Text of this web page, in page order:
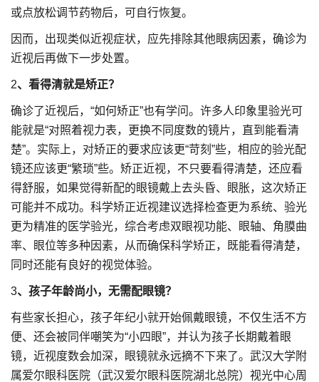
或点放松调节药物后，可自行恢复。
因而，出现类似近视症状，应先排除其他眼病因素，确诊为
近视后再做下一步处置。
2、看得清就是矫正？
确诊了近视后，“如何矫正”也有学问。许多人印象里验光可
能就是“对照着视力表，更换不同度数的镜片，直到能看清
楚”。实际上，对矫正的要求应该更“苛刻”些，相应的验光配
镜还应该更“繁琐”些。矫正近视，不只要看得清楚，还应看
得舒服，如果觉得新配的眼镜戴上去头昏、眼胀，这次矫正
可能并不成功。科学矫正近视建议选择检查更为系统、验光
更为精准的医学验光，综合考虑双眼视功能、眼轴、角膜曲
率、眼位等多种因素，从而确保科学矫正，既能看得清楚，
同时还能有良好的视觉体验。
3、孩子年龄尚小，无需配眼镜？
有些家长担心，孩子年纪小就开始佩戴眼镜，不仅生活不方
便、还会被同伴嘲笑为“小四眼”，并认为孩子长期戴着眼
镜，近视度数会加深，眼镜就永远摘不下来了。武汉大学附
属爱尔眼科医院（武汉爱尔眼科医院湖北总院）视光中心周